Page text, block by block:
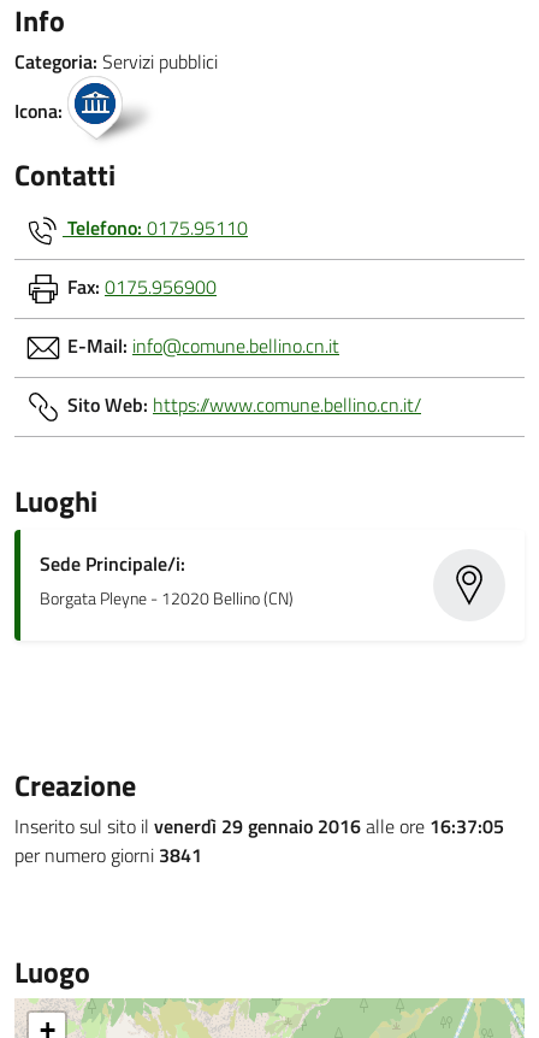
Info
Categoria: Servizi pubblici
Icona:
Contatti
Telefono: 0175.95110
Fax: 0175.956900
E-Mail: info@comune.bellino.cn.it
Sito Web: https://www.comune.bellino.cn.it/
Luoghi
Sede Principale/i:
Borgata Pleyne - 12020 Bellino (CN)
Creazione
Inserito sul sito il venerdì 29 gennaio 2016alle ore 16:37:05
per numero giorni 3841
Luogo
+